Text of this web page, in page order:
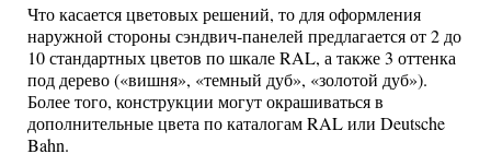
Что касается цветовых решений, то для оформления
наружной стороны сэндвич-панелей предлагается от 2 до
10 стандартных цветов по шкале RAL, а также 3 оттенка
под дерево («вишня», «темный дуб», «золотой дуб»).
Более того, конструкции могут окрашиваться в
дополнительные цвета по каталогам RAL или Deutsche
Bahn.